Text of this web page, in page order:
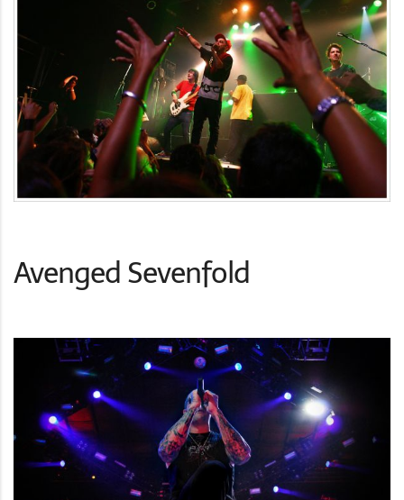
Avenged Sevenfold